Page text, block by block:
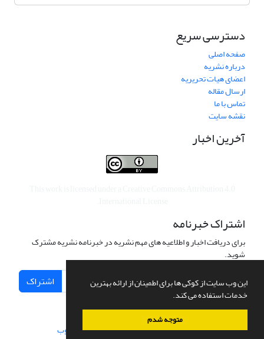
این وب سایت از کوکی ها برای اطمینان از ارائه بهترین
خدمات استفاده می کند.
متوجه شدم
دسترسی سریع
صفحه اصلی
درباره نشریه
اعضای هیات تحریریه
ارسال مقاله
تماس با ما
نقشه سایت
آخرین اخبار
اشتراک خبرنامه
برای دریافت اخبار و اطلاعیه های مهم نشریه در خبرنامه نشریه مشترک
شوید.
اشتراک
سامانه مدیریت نشریات علمی.طراحی و پیاده سازی از سیناوب